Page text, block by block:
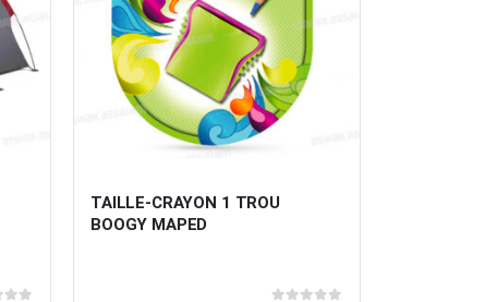
TAILLE-CRAYON 1 TROU
BOOGY MAPED